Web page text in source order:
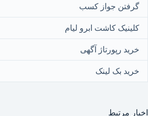
گرفتن جواز کسب
کلینیک کاشت ابرو لیام
خرید رپورتاژ آگهی
خرید بک لینک
اخبار مرتبط